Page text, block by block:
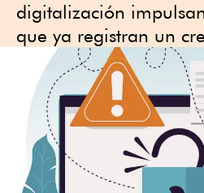
digitalización
que ya registran un